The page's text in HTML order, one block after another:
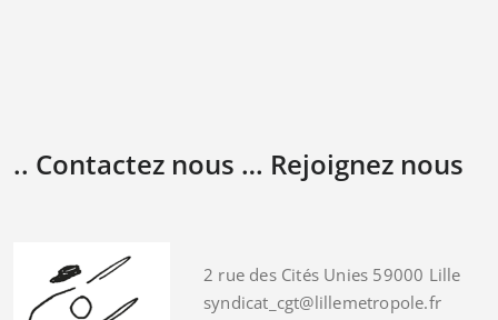
.. Contactez nous … Rejoignez nous
2 rue des Cités Unies 59000 Lille
syndicat_cgt@lillemetropole.fr